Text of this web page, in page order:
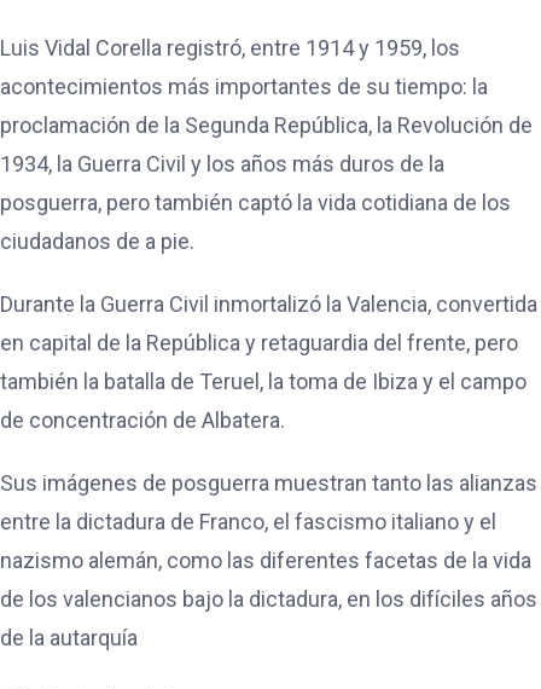
Luis Vidal Corella registró, entre 1914 y 1959, los
acontecimientos más importantes de su tiempo: la
proclamación de la Segunda República, la Revolución de
1934, la Guerra Civil y los años más duros de la
posguerra, pero también captó la vida cotidiana de los
ciudadanos de a pie.
Durante la Guerra Civil inmortalizó la Valencia, convertida
en capital de la República y retaguardia del frente, pero
también la batalla de Teruel, la toma de Ibiza y el campo
de concentración de Albatera.
Sus imágenes de posguerra muestran tanto las alianzas
entre la dictadura de Franco, el fascismo italiano y el
nazismo alemán, como las diferentes facetas de la vida
de los valencianos bajo la dictadura, en los difíciles años
de la autarquía